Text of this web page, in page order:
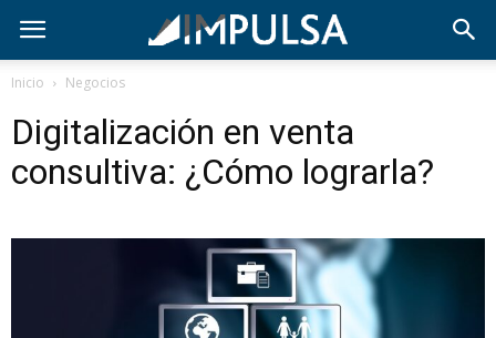
Inicio Negocios
Digitalización en venta
consultiva: ¿Cómo lograrla?